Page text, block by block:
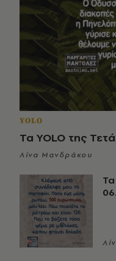
YOLO
Τα YOLO της
Λίνα Μανδράκου